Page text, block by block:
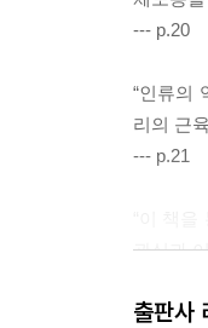
--- p.20
“인류의
리의 근
--- p.21
관심과
--- p.40
출판사